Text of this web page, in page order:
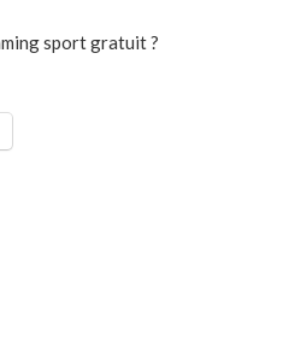
sport gratuit ?